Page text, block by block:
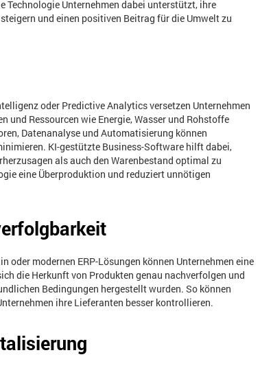
Technologie Unternehmen dabei unterstützt, ihre
und einen positiven Beitrag für die Umwelt zu
oder Predictive Analytics versetzen Unternehmen
und Ressourcen wie Energie, Wasser und Rohstoffe
Datenanalyse und Automatisierung können
KI-gestützte Business-Software hilft dabei,
als auch den Warenbestand optimal zu
eine Überproduktion und reduziert unnötigen
oder modernen ERP-Lösungen können Unternehmen eine
die Herkunft von Produkten genau nachverfolgen und
Bedingungen hergestellt wurden. So können
ihre Lieferanten besser kontrollieren.